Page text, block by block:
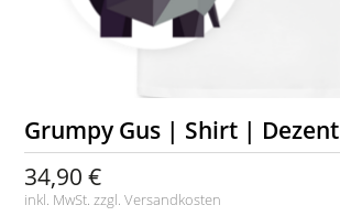
Grumpy Gus | Shirt | Dezent
34,90 €
inkl. MwSt. zzgl.Versandkosten